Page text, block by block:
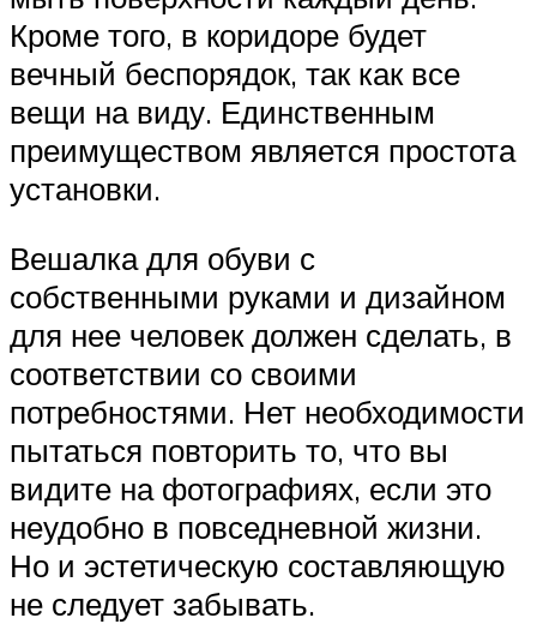
Кроме того, в коридоре будет
вечный беспорядок, так как все
вещи на виду. Единственным
преимуществом является простота
установки.
Вешалка для обуви с
собственными руками и дизайном
для нее человек должен сделать, в
соответствии со своими
потребностями. Нет необходимости
пытаться повторить то, что вы
видите на фотографиях, если это
неудобно в повседневной жизни.
Но и эстетическую составляющую
не следует забывать.